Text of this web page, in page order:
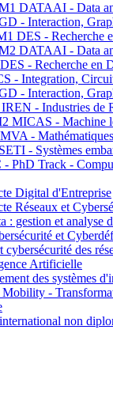
DATAAI - Data
- Interaction,
DES - Recherche
DATAAI - Data
- Recherche en
- Integration,
- Interaction,
- Industries de
MICAS - Machine
-
- Systèmes
PhD Track -
Digital d'Entreprise
Réseaux et
gestion et analyse
et
des
Artificielle
des systèmes
-
non